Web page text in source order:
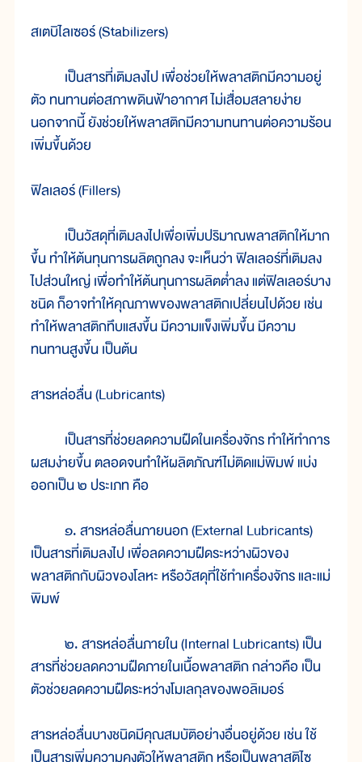
สเตบิไลเซอร์ (Stabilizers)
เป็นสารที่เติมลงไป เพื่อช่วยให้พลาสติกมีความอยู่
ตัว ทนทานต่อสภาพดินฟ้าอากาศ ไม่เสื่อมสลายง่าย
นอกจากนี้ ยังช่วยให้พลาสติกมีความทนทานต่อความร้อน
เพิ่มขึ้นด้วย
ฟิลเลอร์ (Fillers)
เป็นวัสดุที่เติมลงไปเพื่อเพิ่มปริมาณพลาสติกให้มาก
ขึ้น ทำให้ต้นทุนการผลิตถูกลง จะเห็นว่า ฟิลเลอร์ที่เติมลง
ไปส่วนใหญ่ เพื่อทำให้ต้นทุนการผลิตต่ำลง แต่ฟิลเลอร์บาง
ชนิด ก็อาจทำให้คุณภาพของพลาสติกเปลี่ยนไปด้วย เช่น
ทำให้พลาสติกทึบแสงขึ้น มีความแข็งเพิ่มขึ้น มีความ
ทนทานสูงขึ้น เป็นต้น
สารหล่อลื่น (Lubricants)
เป็นสารที่ช่วยลดความฝืดในเครื่องจักร ทำให้ทำการ
ผสมง่ายขึ้น ตลอดจนทำให้ผลิตภัณฑ์ไม่ติดแม่พิมพ์ แบ่ง
ออกเป็น ๒ ประเภท คือ
๑. สารหล่อลื่นภายนอก (External Lubricants)
เป็นสารที่เติมลงไป เพื่อลดความฝืดระหว่างผิวของ
พลาสติกกับผิวของโลหะ หรือวัสดุที่ใช้ทำเครื่องจักร และแม่
พิมพ์
๒. สารหล่อลื่นภายใน (Internal Lubricants) เป็น
สารที่ช่วยลดความฝืดภายในเนื้อพลาสติก กล่าวคือ เป็น
ตัวช่วยลดความฝืดระหว่างโมเลกุลของพอลิเมอร์
สารหล่อลื่นบางชนิดมีคุณสมบัติอย่างอื่นอยู่ด้วย เช่น ใช้